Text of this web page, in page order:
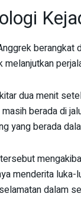
berangkat
melanjutkan
dua menit
masih berada di
yang berada
menderita
dalam